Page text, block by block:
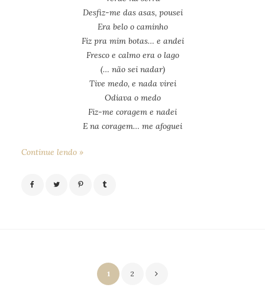
Desfiz-me das asas, pousei
Era belo o caminho
Fiz pra mim botas… e andei
Fresco e calmo era o lago
(… não sei nadar)
Tive medo, e nada virei
Odiava o medo
Fiz-me coragem e nadei
E na coragem… me afoguei
Continue lendo »
1 2